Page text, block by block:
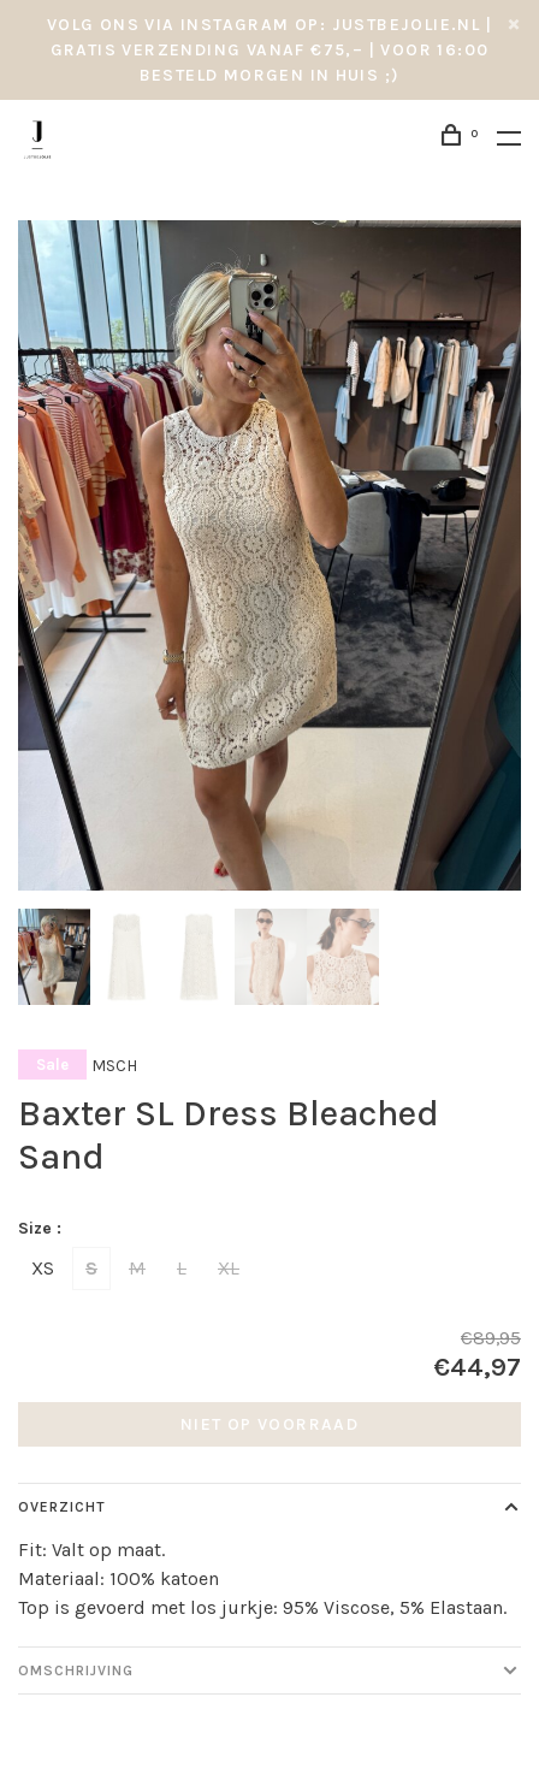
VOLG ONS VIA INSTAGRAM OP: JUSTBEJOLIE.NL |
GRATIS VERZENDING VANAF €75,– | VOOR 16:00
BESTELD MORGEN IN HUIS ;)
0
Sale MSCH
Baxter SL Dress Bleached
Sand
Size :
XS S M L XL
€89,95
€44,97
NIET OP VOORRAAD
OVERZICHT
Fit: Valt op maat.
Materiaal: 100% katoen
Top is gevoerd met los jurkje: 95% Viscose, 5% Elastaan.
OMSCHRIJVING